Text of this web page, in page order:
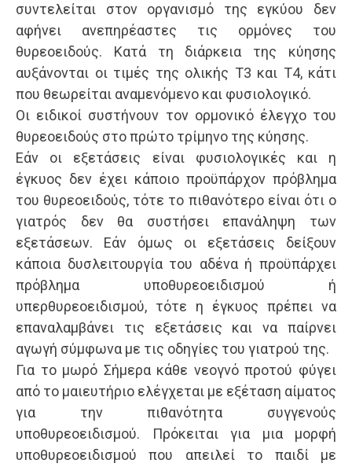
συντελείται στον οργανισμό της εγκύου δεν
αφήνει ανεπηρέαστες τις ορμόνες του
θυρεοειδούς. Κατά τη διάρκεια της κύησης
αυξάνονται οι τιμές της ολικής Τ3 και Τ4, κάτι
που θεωρείται αναμενόμενο και φυσιολογικό.
Οι ειδικοί συστήνουν τον ορμονικό έλεγχο του
θυρεοειδούς στο πρώτο τρίμηνο της κύησης.
Εάν οι εξετάσεις είναι φυσιολογικές και η
έγκυος δεν έχει κάποιο προϋπάρχον πρόβλημα
του θυρεοειδούς, τότε το πιθανότερο είναι ότι ο
γιατρός δεν θα συστήσει επανάληψη των
εξετάσεων. Εάν όμως οι εξετάσεις δείξουν
κάποια δυσλειτουργία του αδένα ή προϋπάρχει
πρόβλημα υποθυρεοειδισμού ή
υπερθυρεοειδισμού, τότε η έγκυος πρέπει να
επαναλαμβάνει τις εξετάσεις και να παίρνει
αγωγή σύμφωνα με τις οδηγίες του γιατρού της.
Για το μωρό Σήμερα κάθε νεογνό προτού φύγει
από το μαιευτήριο ελέγχεται με εξέταση αίματος
για την πιθανότητα συγγενούς
υποθυρεοειδισμού. Πρόκειται για μια μορφή
υποθυρεοειδισμού που απειλεί το παιδί με